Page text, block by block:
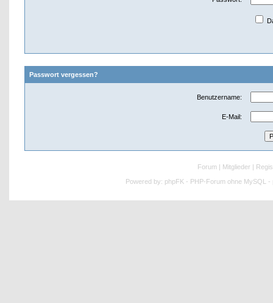
Passwort vergessen?
Benutzername:
E-Mail:
Forum Mitglieder
Powered by: phpFK - PHP-Forum ohne MySQL -